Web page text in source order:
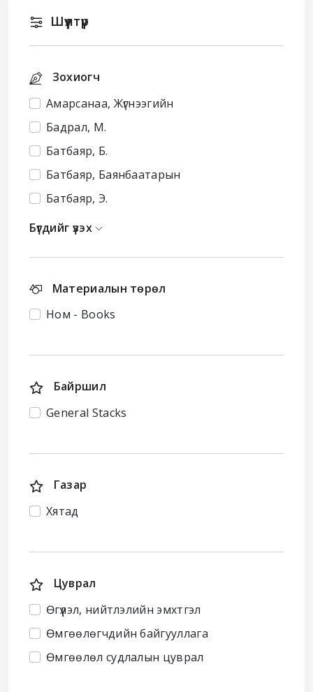
Шүүлтүүр
Зохиогч
Амарсанаа, Жүгнээгийн
Бадрал, М.
Батбаяр, Б.
Батбаяр, Баянбаатарын
Батбаяр, Э.
Бүгдийг үзэх
Материалын төрөл
Ном - Books
Байршил
General Stacks
Газар
Хятад
Цуврал
Өгүүлэл, нийтлэлийн эмхтгэл
Өмгөөлөгчдийн байгууллага
Өмгөөлөл судлалын цуврал